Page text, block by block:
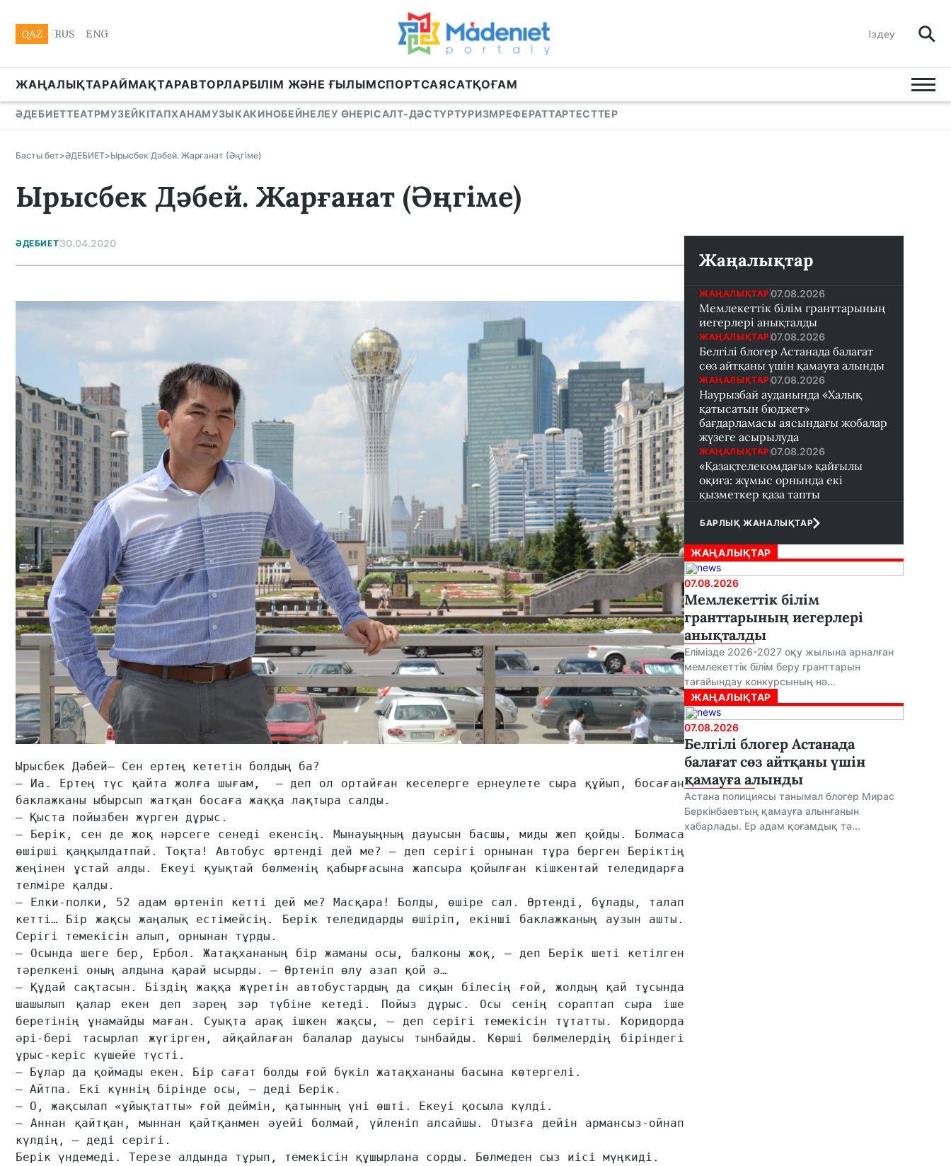
QAZ RUS ENG
ЖАҢАЛЫҚТАРАЙМАҚТАРАВТОРЛАРБІЛІМ ЖӘНЕ ҒЫЛЫМСПОРТСАЯСАТҚОҒАМ
ӘДЕБИЕТТЕАТРМУЗЕЙКІТАПХАНАМУЗЫКАКИНОБЕЙНЕЛЕУ ӨНЕРІСАЛТ-ДӘСТҮРТУРИЗМРЕФЕРАТТАРТЕСТТЕР
Басты бет>ӘДЕБИЕТ>Ырысбек Дәбей. Жарғанат (Әңгіме)
Ырысбек Дәбей. Жарғанат (Әңгіме)
ӘДЕБИЕТ30.04.2020
Ырысбек Дәбей– Сен ертең кететін болдың ба?
– Иа. Ертең түс қайта жолға шығам,  – деп ол ортайған кеселерге ернеулете сыра құйып, босаған
баклажканы ыбырсып жатқан босаға жаққа лақтыра салды.
– Қыста пойызбен жүрген дұрыс.
– Берік, сен де жоқ нәрсеге сенеді екенсің. Мынауыңның дауысын басшы, миды жеп қойды. Болмаса
өшірші қаңқылдатпай. Тоқта! Автобус өртенді дей ме? – деп серігі орнынан тұра берген Беріктің
жеңінен ұстай алды. Екеуі қуықтай бөлменің қабырғасына жапсыра қойылған кішкентай теледидарға
телміре қалды.
– Елки-полки, 52 адам өртеніп кетті дей ме? Масқара! Болды, өшіре сал. Өртенді, бұлады, талап
кетті… Бір жақсы жаңалық естімейсің. Берік теледидарды өшіріп, екінші баклажканың аузын ашты.
Серігі темекісін алып, орнынан тұрды.
– Осында шеге бер, Ербол. Жатақхананың бір жаманы осы, балконы жоқ, – деп Берік шеті кетілген
тәрелкені оның алдына қарай ысырды. – Өртеніп өлу азап қой ә…
– Құдай сақтасын. Біздің жаққа жүретін автобустардың да сиқын білесің ғой, жолдың қай тұсында
шашылып қалар екен деп зәрең зәр түбіне кетеді. Пойыз дұрыс. Осы сенің сораптап сыра іше
беретінің ұнамайды маған. Суықта арақ ішкен жақсы, – деп серігі темекісін тұтатты. Коридорда
әрі-бері тасырлап жүгірген, айқайлаған балалар дауысы тынбайды. Көрші бөлмелердің біріндегі
ұрыс-керіс күшейе түсті.
– Бұлар да қоймады екен. Бір сағат болды ғой бүкіл жатақхананы басына көтергелі.
– Айтпа. Екі күннің бірінде осы, – деді Берік.
– О, жақсылап «ұйықтатты» ғой деймін, қатынның үні өшті. Екеуі қосыла күлді.
– Аннан қайтқан, мыннан қайтқанмен әуейі болмай, үйленіп алсайшы. Отызға дейін армансыз-ойнап
күлдің, – деді серігі.
Берік үндемеді. Терезе алдында тұрып, темекісін құшырлана сорды. Бөлмеден сыз иісі мүңкиді.
Жаңалықтар
ЖАҢАЛЫҚТАР 07.08.2026
Мемлекеттік білім гранттарының
иегерлері анықталды
ЖАҢАЛЫҚТАР 07.08.2026
Белгілі блогер Астанада балағат
сөз айтқаны үшін қамауға алынды
ЖАҢАЛЫҚТАР 07.08.2026
Наурызбай ауданында «Халық
қатысатын бюджет»
бағдарламасы аясындағы жобалар
жүзеге асырылуда
ЖАҢАЛЫҚТАР 07.08.2026
«Қазақтелекомдағы» қайғылы
оқиға: жұмыс орнында екі
қызметкер қаза тапты
БАРЛЫҚ ЖАНАЛЫҚТАР
ЖАҢАЛЫҚТАР
07.08.2026
Мемлекеттік білім
гранттарының иегерлері
анықталды
Елімізде 2026-2027 оқу жылына арналған
мемлекеттік білім беру гранттарын
тағайындау конкурсының нә...
ЖАҢАЛЫҚТАР
07.08.2026
Белгілі блогер Астанада
балағат сөз айтқаны үшін
қамауға алынды
Астана полициясы танымал блогер Мирас
Беркінбаевтың қамауға алынғанын
хабарлады. Ер адам қоғамдық тә...